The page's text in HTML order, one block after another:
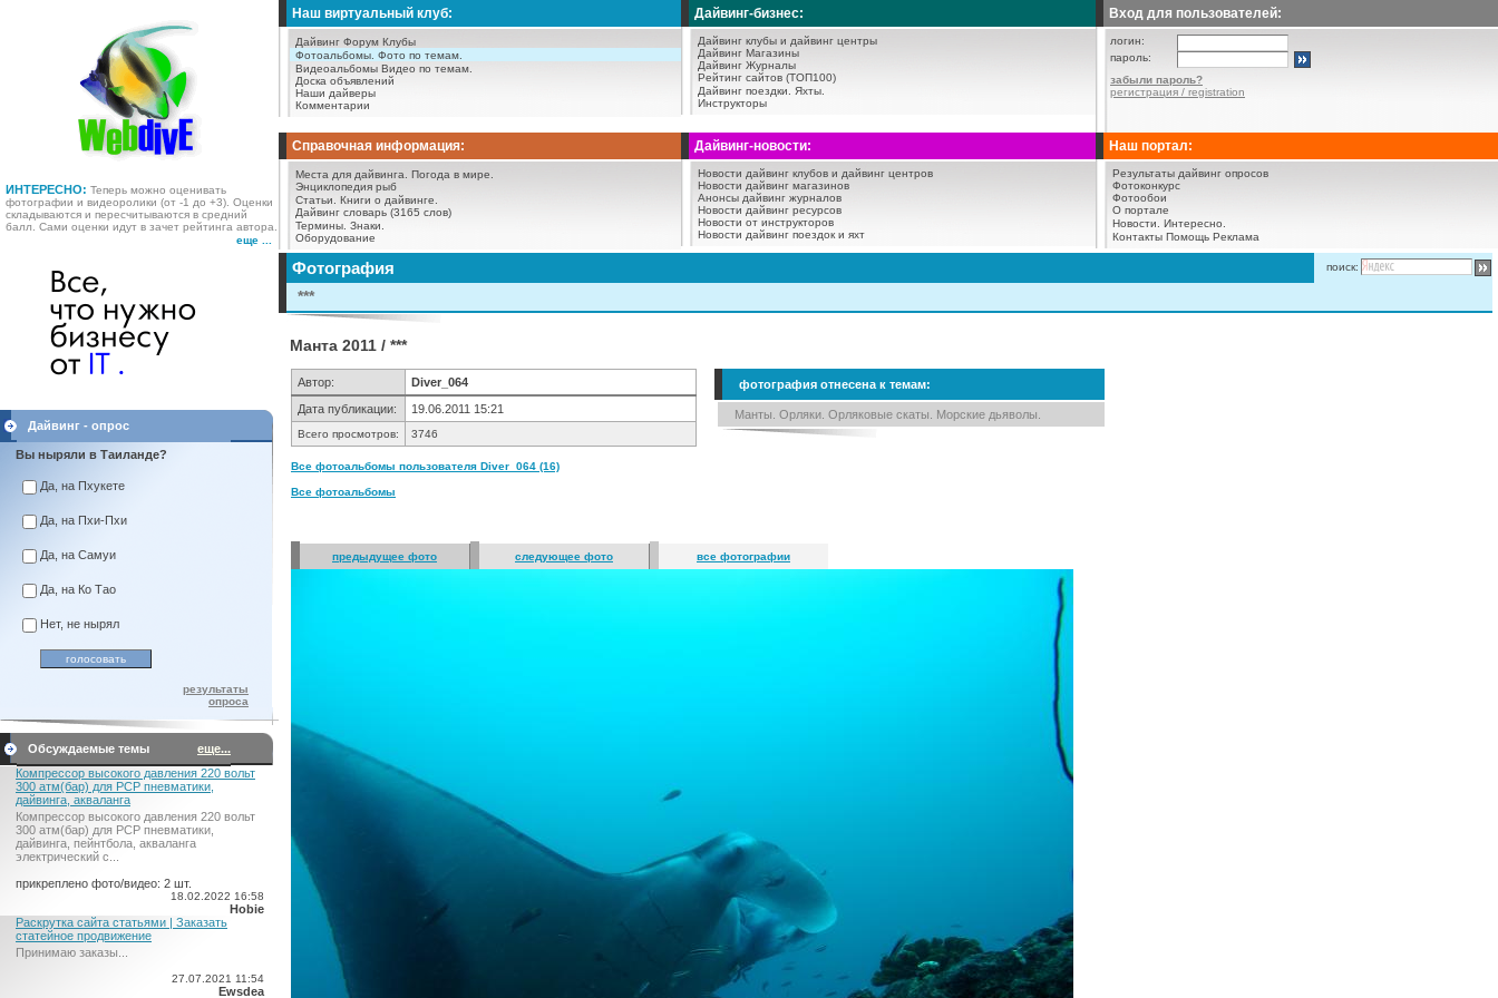
ИНТЕРЕСНО: Теперь можно оценивать
фотографии и видеоролики (от -1 до +3). Оценки
складываются и пересчитываются в средний
балл. Сами оценки идут в зачет рейтинга автора.
еще ...
Наш виртуальный клуб:
Дайвинг Форум Клубы
Фотоальбомы. Фото по темам.
Видеоальбомы Видео по темам.
Доска объявлений
Наши дайверы
Комментарии
Дайвинг-бизнес:
Дайвинг клубы и дайвинг центры
Дайвинг Магазины
Дайвинг Журналы
Рейтинг сайтов (ТОП100)
Дайвинг поездки.
Яхты.
Инструкторы
Вход для пользователей:
логин:
пароль:
забыли пароль?
регистрация / registration
Справочная информация:
Места для дайвинга.
Погода в мире.
Энциклопедия рыб
Статьи.
Книги о дайвинге.
Дайвинг словарь (3165 слов)
Термины. Знаки.
Оборудование
Дайвинг-новости:
Новости дайвинг клубов и дайвинг центров
Новости дайвинг магазинов
Анонсы дайвинг журналов
Новости дайвинг ресурсов
Новости от инструкторов
Новости дайвинг поездок и яхт
Наш портал:
Результаты дайвинг опросов
Фотоконкурс
Фотообои
О портале
Новости.
Интересно.
Контакты Помощь Реклама
Дайвинг - опрос
Вы ныряли в Таиланде?
Да, на Пхукете
Да, на Пхи-Пхи
Да, на Самуи
Да, на Ко Тао
Нет, не нырял
результаты
опроса
Обсуждаемые темы
еще...
Компрессор высокого давления 220 вольт
300 атм(бар) для PCP пневматики,
дайвинга, акваланга
Компрессор высокого давления 220 вольт
300 атм(бар) для PCP пневматики,
дайвинга, пейнтбола, акваланга
электрический c...
прикреплено фото/видео: 2 шт.
18.02.2022 16:58
Hobie
Раскрутка сайта статьями | Заказать
статейное продвижение
Принимаю заказы...
27.07.2021 11:54
Ewsdea
Фотография поиск:
***
Манта 2011 / ***
Автор:
Diver_064
Дата публикации:
19.06.2011 15:21
Всего просмотров: 3746
Все фотоальбомы пользователя Diver_064 (16)
Все фотоальбомы
фотография отнесена к темам:
Манты. Орляки. Орляковые скаты. Морские дьяволы.
предыдущее фото следующее фото все фотографии